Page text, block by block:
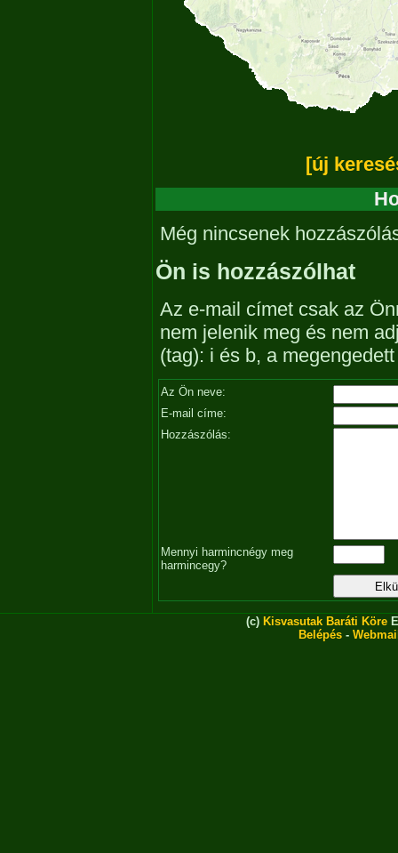
[új
Még nincsenek
Ön is hozzászólhat
Az e-mail címet csak az
nem jelenik meg és nem
(tag): i és b, a
Az Ön neve:
E-mail címe:
Hozzászólás:
Mennyi harmincnégy meg
harmincegy?
(c) Kisvasutak Baráti Köre
Belépés -